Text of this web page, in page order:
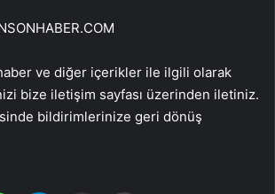
ve diğer içerikler ile ilgili olarak
bize iletişim sayfası üzerinden iletiniz.
bildirimlerinize geri dönüş